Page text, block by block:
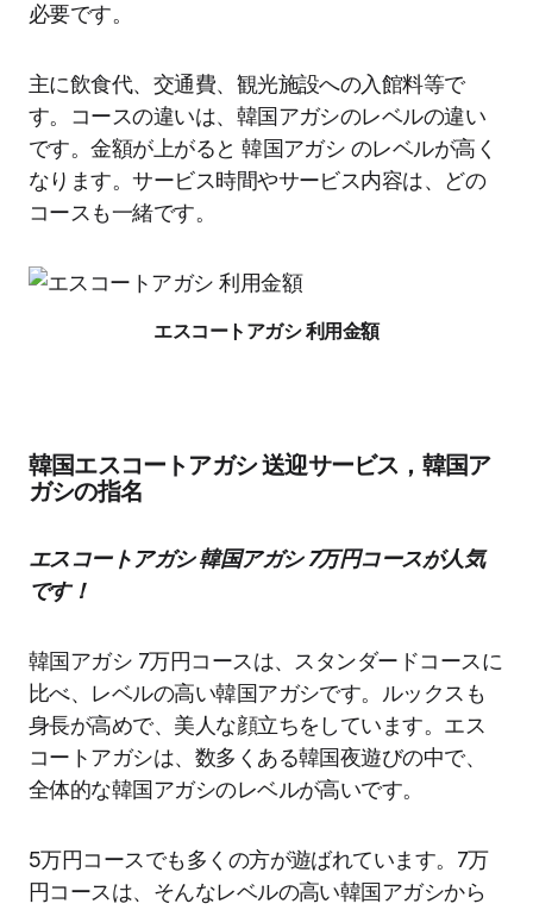
必要です。
主に飲食代、交通費、観光施設への入館料等で
す。コースの違いは、韓国アガシのレベルの違い
です。金額が上がると 韓国アガシ のレベルが高く
なります。サービス時間やサービス内容は、どの
コースも一緒です。
エスコートアガシ 利用金額
韓国エスコートアガシ 送迎サービス，韓国ア
ガシの指名
エスコートアガシ 韓国アガシ 7万円コースが人気
です！
韓国アガシ 7万円コースは、スタンダードコースに
比べ、レベルの高い韓国アガシです。ルックスも
身長が高めで、美人な顔立ちをしています。エス
コートアガシは、数多くある韓国夜遊びの中で、
全体的な韓国アガシのレベルが高いです。
5万円コースでも多くの方が遊ばれています。7万
円コースは、そんなレベルの高い韓国アガシから